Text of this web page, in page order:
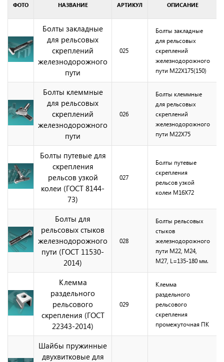
ФОТО НАЗВАНИЕ АРТИКУЛ ОПИСАНИЕ
Болты закладные
для рельсовых
скреплений
железнодорожного
пути
025
Болты закладные
для рельсовых
скреплений
железнодорожного
пути М22Х175(150)
Болты клеммные
для рельсовых
скреплений
железнодорожного
пути
026
Болты клеммные
для рельсовых
скреплений
железнодорожного
пути М22Х75
Болты путевые для
скрепления
рельсов узкой
колеи (ГОСТ 8144-
73)
027
Болты путевые
скрепления
рельсов узкой
колеи М16Х72
Болты для
рельсовых стыков
железнодорожного
пути (ГОСТ 11530-
2014)
028
Болты рельсовых
стыков
железнодорожного
пути М22, М24,
М27, L=135-180 мм.
Клемма
раздельного
рельсового
скрепления (ГОСТ
22343-2014)
029
Клемма
раздельного
рельсового
скрепления
промежуточная ПК
Шайбы пружинные
двухвитковые для